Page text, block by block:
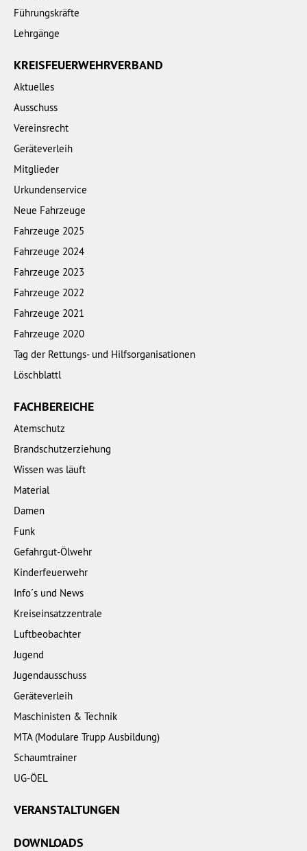
Führungskräfte
Lehrgänge
KREISFEUERWEHRVERBAND
Aktuelles
Ausschuss
Vereinsrecht
Geräteverleih
Mitglieder
Urkundenservice
Neue Fahrzeuge
Fahrzeuge 2025
Fahrzeuge 2024
Fahrzeuge 2023
Fahrzeuge 2022
Fahrzeuge 2021
Fahrzeuge 2020
Tag der Rettungs- und Hilfsorganisationen
Löschblattl
FACHBEREICHE
Atemschutz
Brandschutzerziehung
Wissen was läuft
Material
Damen
Funk
Gefahrgut-Ölwehr
Kinderfeuerwehr
Info´s und News
Kreiseinsatzzentrale
Luftbeobachter
Jugend
Jugendausschuss
Geräteverleih
Maschinisten & Technik
MTA (Modulare Trupp Ausbildung)
Schaumtrainer
UG-ÖEL
VERANSTALTUNGEN
DOWNLOADS